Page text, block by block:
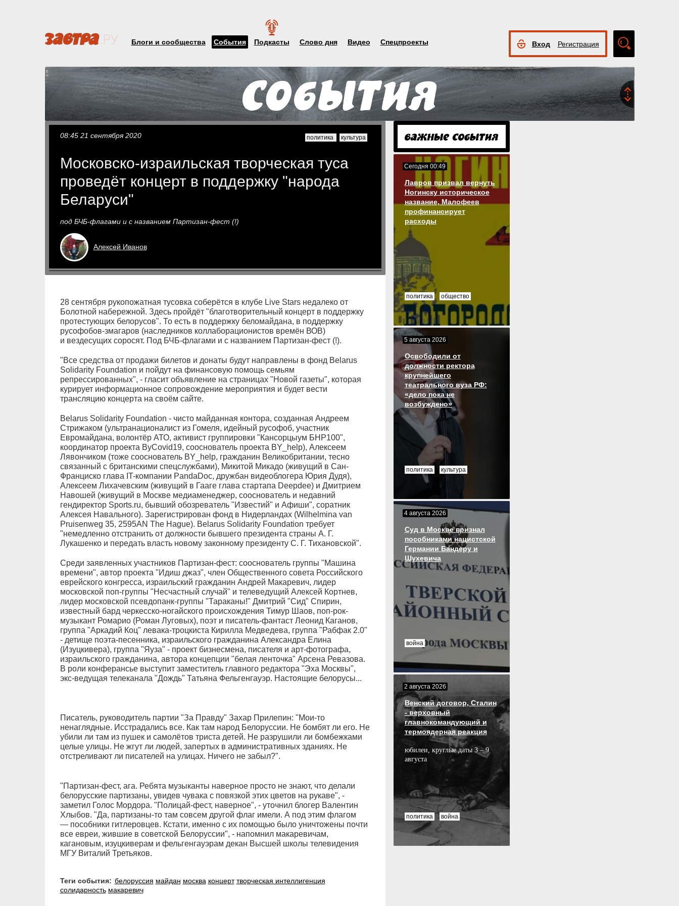
Блоги и сообщества События Подкасты Слово дня Видео Спецпроекты Вход Регистрация
поиск
08:45 21 сентября 2020 политика культура
Московско-израильская творческая туса
проведёт концерт в поддержку "народа
Беларуси"
под БЧБ-флагами и с названием Партизан-фест (!)
Алексей Иванов
28 сентября рукопожатная тусовка соберётся в клубе Live Stars недалеко от
Болотной набережной. Здесь пройдёт "благотворительный концерт в поддержку
протестующих белорусов". То есть в поддержку беломайдана, в поддержку
русофобов-змагаров (наследников коллаборационистов времён ВОВ)
и вездесущих соросят. Под БЧБ-флагами и с названием Партизан-фест (!).
"Все средства от продажи билетов и донаты будут направлены в фонд Belarus
Solidarity Foundation и пойдут на финансовую помощь семьям
репрессированных", - гласит объявление на страницах "Новой газеты", которая
курирует информационное сопровождение мероприятия и будет вести
трансляцию концерта на своём сайте.
Belarus Solidarity Foundation - чисто майданная контора, созданная Андреем
Стрижаком (ультранационалист из Гомеля, идейный русофоб, участник
Евромайдана, волонтёр АТО, активист группировки "Кансорцыум БНР100",
координатор проекта ByCovid19, сооснователь проекта BY_help), Алексеем
Лявончиком (тоже сооснователь BY_help, гражданин Великобритании, тесно
связанный с британскими спецслужбами), Микитой Микадо (живущий в Сан-
Франциско глава IT-компании PandaDoc, дружбан видеоблогера Юрия Дудя),
Алексеем Лихачевским (живущий в Гааге глава стартапа Deepdee) и Дмитрием
Навошей (живущий в Москве медиаменеджер, сооснователь и недавний
гендиректор Sports.ru, бывший обозреватель "Известий" и Афиши", соратник
Алексея Навального). Зарегистрирован фонд в Нидерландах (Wilhelmina van
Pruisenweg 35, 2595AN The Hague). Belarus Solidarity Foundation требует
"немедленно отстранить от должности бывшего президента страны А. Г.
Лукашенко и передать власть новому законному президенту С. Г. Тихановской".
Среди заявленных участников Партизан-фест: сооснователь группы "Машина
времени", автор проекта "Идиш джаз", член Общественного совета Российского
еврейского конгресса, израильский гражданин Андрей Макаревич, лидер
московской поп-группы "Несчастный случай" и телеведущий Алексей Кортнев,
лидер московской псевдопанк-группы "Тараканы!" Дмитрий "Сид" Спирин,
известный бард черкесско-ногайского происхождения Тимур Шаов, поп-рок-
музыкант Ромарио (Роман Луговых), поэт и писатель-фантаст Леонид Каганов,
группа "Аркадий Коц" левака-троцкиста Кирилла Медведева, группа "Рабфак 2.0"
- детище поэта-песенника, израильского гражданина Александра Елина
(Изуцкивера), группа "Яуза" - проект бизнесмена, писателя и арт-фотографа,
израильского гражданина, автора концепции "белая ленточка" Арсена Ревазова.
В роли конферансье выступит заместитель главного редактора "Эха Москвы",
экс-ведущая телеканала "Дождь" Татьяна Фельгенгауэр. Настоящие белорусы...
Писатель, руководитель партии "За Правду" Захар Прилепин: "Мои-то
ненаглядные. Исстрадались все. Как там народ Белоруссии. Не бомбят ли его. Не
убили ли там из пушек и самолётов триста детей. Не разрушили ли бомбежками
целые улицы. Не жгут ли людей, запертых в административных зданиях. Не
отстреливают ли писателей на улицах. Ничего не забыл?".
"Партизан-фест, ага. Ребята музыканты наверное просто не знают, что делали
белорусские партизаны, увидев чувака с повязкой этих цветов на рукаве", -
заметил Голос Мордора. "Полицай-фест, наверное", - уточнил блогер Валентин
Хлыбов. "Да, партизаны-то там совсем другой флаг имели. А под этим флагом
— пособники гитлеровцев. Кстати, именно с их помощью было уничтожены почти
все евреи, жившие в советской Белоруссии", - напомнил макаревичам,
кагановым, изуцкиверам и фельгенгауэрам декан Высшей школы телевидения
МГУ Виталий Третьяков.
Теги события: белоруссия майдан москва концерт творческая интеллигенция
солидарность макаревич
Сегодня 00:49
Лавров призвал вернуть
Ногинску историческое
название, Малофеев
профинансирует
расходы
политика общество
5 августа 2026
Освободили от
должности ректора
крупнейшего
театрального вуза РФ:
«дело пока не
возбуждено»
политика культура
4 августа 2026
Суд в Москве признал
пособниками нацистской
Германии Бандеру и
Шухевича
война
2 августа 2026
Венский договор, Сталин
- верховный
главнокомандующий и
термоядерная реакция
юбилеи, круглые даты 3 – 9
августа
политика война